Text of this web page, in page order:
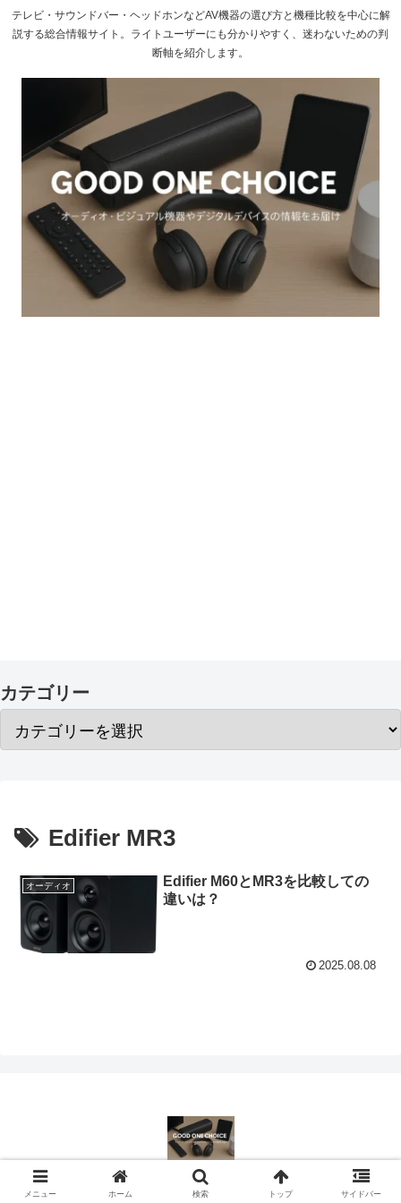
テレビ・サウンドバー・ヘッドホンなどAV機器の選び方と機種比較を中心に解
説する総合情報サイト。ライトユーザーにも分かりやすく、迷わないための判
断軸を紹介します。
カテゴリー
Edifier MR3
オーディオ
Edifier M60とMR3を比較しての
違いは？
2025.08.08
© 2023-2026 Good One Choice.
メニュー ホーム 検索 トップ サイドバー